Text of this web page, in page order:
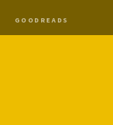
GOODREADS